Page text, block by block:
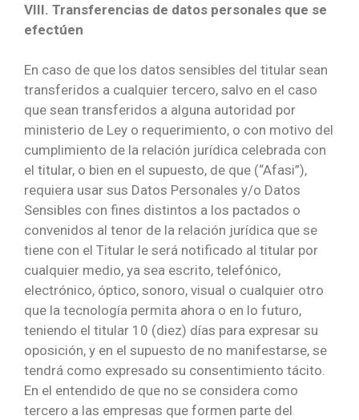
VIII. Transferencias de datos personales que se
efectúen
En caso de que los datos sensibles del titular sean
transferidos a cualquier tercero, salvo en el caso
que sean transferidos a alguna autoridad por
ministerio de Ley o requerimiento, o con motivo del
cumplimiento de la relación jurídica celebrada con
el titular, o bien en el supuesto, de que (“Afasi”),
requiera usar sus Datos Personales y/o Datos
Sensibles con fines distintos a los pactados o
convenidos al tenor de la relación jurídica que se
tiene con el Titular le será notificado al titular por
cualquier medio, ya sea escrito, telefónico,
electrónico, óptico, sonoro, visual o cualquier otro
que la tecnología permita ahora o en lo futuro,
teniendo el titular 10 (diez) días para expresar su
oposición, y en el supuesto de no manifestarse, se
tendrá como expresado su consentimiento tácito.
En el entendido de que no se considera como
tercero a las empresas que formen parte del